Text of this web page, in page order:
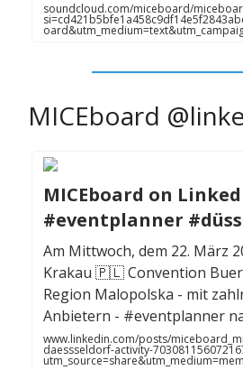
soundcloud.com/miceboard/
MICEboard
MICEboard on
#eventplanner
Am Mittwoch, dem 22. März
Krakau 🇵🇱 Convention
Region Malopolska - mit
Anbietern - #eventplanner
www.linkedin.com/posts/
daessseldorf-activity-